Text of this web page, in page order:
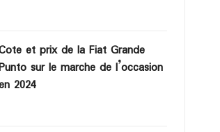
et prix de la Fiat Grande
sur le marche de l’occasion
2024